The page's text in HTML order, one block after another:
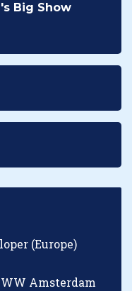
Big Show
(Europe)
Amsterdam